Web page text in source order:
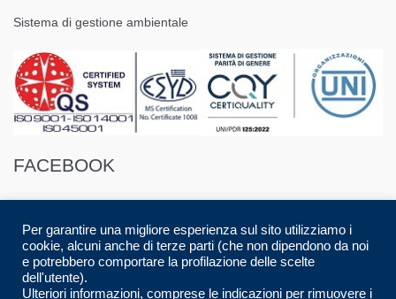
Sistema di gestione ambientale
FACEBOOK
© 2016 Spazio88 S.r.l. p.i. 08283280017 | Developed by
Per garantire una migliore esperienza sul sito utilizziamo i
cookie, alcuni anche di terze parti (che non dipendono da noi
e potrebbero comportare la profilazione delle scelte
dell'utente).
Ulteriori informazioni, comprese le indicazioni per rimuovere i